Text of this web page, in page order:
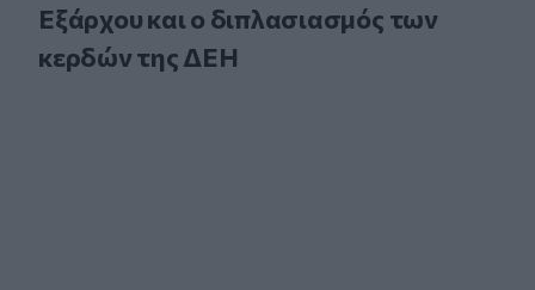
Εξάρχου και ο διπλασιασμός των
κερδών της ΔΕΗ